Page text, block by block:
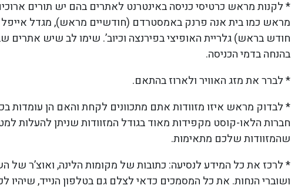
* לקנות מראש כרטיסי כניסה באינטרנט לאתרים בהם יש תורים
מראש כמו בית אנה פרנק באמסטרדם (חודשיים מראש), מגדל אייפל
חודש בראש) גלריית האופיצי בפירנצה וכיוב’. שימו לב שיש
בהנחה בדמי הכניסה.
* לברר את מזג האוויר ולארוז בהתאם.
* לבדוק מראש איזו מזוודות אתם מתכוונים לקחת והאם הן עומדות
חברות הלאו-קוסט מקפידות מאוד בגודל המזוודות שניתן להעלות
שהמזוודות שלכם מתאימות.
* לרכז את כל המידע לנסיעה: כתובות של מקומות הלינה, ואוצ’ר של
ושוברי הנחות. את כל המסמכים כדאי לצלם גם בטלפון הנייד, שיהיו